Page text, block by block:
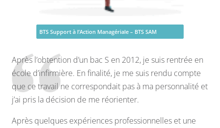
BTS Support à l’Action Managériale – BTS SAM
Après l’obtention d’un bac S en 2012, je suis rentrée en
école d’infirmière. En finalité, je me suis rendu compte
que ce travail ne correspondait pas à ma personnalité et
j’ai pris la décision de me réorienter.
Après quelques expériences professionnelles et une